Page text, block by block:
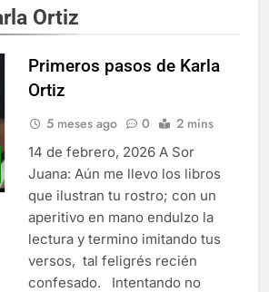
Ortiz
Primeros pasos de Karla
Ortiz
5 meses ago 0 2 mins
14 de febrero, 2026 A Sor
Juana: Aún me llevo los libros
que ilustran tu rostro; con un
aperitivo en mano endulzo la
lectura y termino imitando tus
versos, tal feligrés recién
confesado. Intentando no